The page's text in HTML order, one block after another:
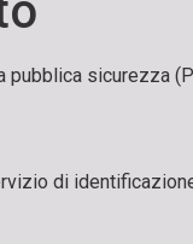
sicurezza
di